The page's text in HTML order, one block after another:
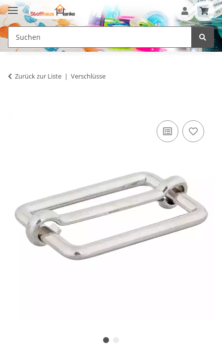
Zurück zur Liste Verschlüsse